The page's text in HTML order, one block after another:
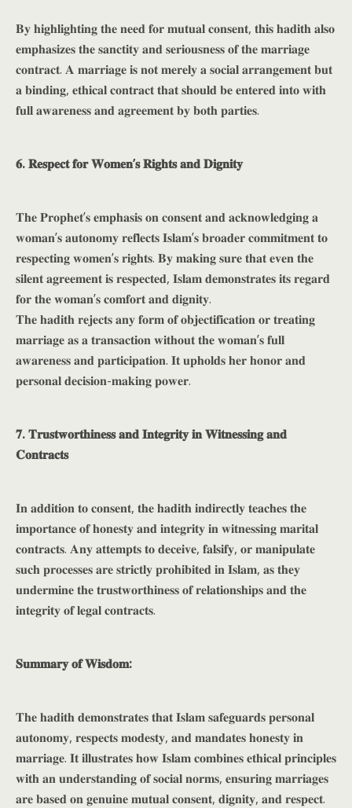
𝐁𝐲 𝐡𝐢𝐠𝐡𝐥𝐢𝐠𝐡𝐭𝐢𝐧𝐠 𝐭𝐡𝐞 𝐧𝐞𝐞𝐝 𝐟𝐨𝐫 𝐦𝐮𝐭𝐮𝐚𝐥 𝐜𝐨𝐧𝐬𝐞𝐧𝐭, 𝐭𝐡𝐢𝐬 𝐡𝐚𝐝𝐢𝐭𝐡 𝐚𝐥𝐬𝐨
𝐞𝐦𝐩𝐡𝐚𝐬𝐢𝐳𝐞𝐬 𝐭𝐡𝐞 𝐬𝐚𝐧𝐜𝐭𝐢𝐭𝐲 𝐚𝐧𝐝 𝐬𝐞𝐫𝐢𝐨𝐮𝐬𝐧𝐞𝐬𝐬 𝐨𝐟 𝐭𝐡𝐞 𝐦𝐚𝐫𝐫𝐢𝐚𝐠𝐞
𝐜𝐨𝐧𝐭𝐫𝐚𝐜𝐭. 𝐀 𝐦𝐚𝐫𝐫𝐢𝐚𝐠𝐞 𝐢𝐬 𝐧𝐨𝐭 𝐦𝐞𝐫𝐞𝐥𝐲 𝐚 𝐬𝐨𝐜𝐢𝐚𝐥 𝐚𝐫𝐫𝐚𝐧𝐠𝐞𝐦𝐞𝐧𝐭 𝐛𝐮𝐭
𝐚 𝐛𝐢𝐧𝐝𝐢𝐧𝐠, 𝐞𝐭𝐡𝐢𝐜𝐚𝐥 𝐜𝐨𝐧𝐭𝐫𝐚𝐜𝐭 𝐭𝐡𝐚𝐭 𝐬𝐡𝐨𝐮𝐥𝐝 𝐛𝐞 𝐞𝐧𝐭𝐞𝐫𝐞𝐝 𝐢𝐧𝐭𝐨 𝐰𝐢𝐭𝐡
𝐟𝐮𝐥𝐥 𝐚𝐰𝐚𝐫𝐞𝐧𝐞𝐬𝐬 𝐚𝐧𝐝 𝐚𝐠𝐫𝐞𝐞𝐦𝐞𝐧𝐭 𝐛𝐲 𝐛𝐨𝐭𝐡 𝐩𝐚𝐫𝐭𝐢𝐞𝐬.
𝟔. 𝐑𝐞𝐬𝐩𝐞𝐜𝐭 𝐟𝐨𝐫 𝐖𝐨𝐦𝐞𝐧’𝐬 𝐑𝐢𝐠𝐡𝐭𝐬 𝐚𝐧𝐝 𝐃𝐢𝐠𝐧𝐢𝐭𝐲
𝐓𝐡𝐞 𝐏𝐫𝐨𝐩𝐡𝐞𝐭’𝐬 𝐞𝐦𝐩𝐡𝐚𝐬𝐢𝐬 𝐨𝐧 𝐜𝐨𝐧𝐬𝐞𝐧𝐭 𝐚𝐧𝐝 𝐚𝐜𝐤𝐧𝐨𝐰𝐥𝐞𝐝𝐠𝐢𝐧𝐠 𝐚
𝐰𝐨𝐦𝐚𝐧’𝐬 𝐚𝐮𝐭𝐨𝐧𝐨𝐦𝐲 𝐫𝐞𝐟𝐥𝐞𝐜𝐭𝐬 𝐈𝐬𝐥𝐚𝐦’𝐬 𝐛𝐫𝐨𝐚𝐝𝐞𝐫 𝐜𝐨𝐦𝐦𝐢𝐭𝐦𝐞𝐧𝐭 𝐭𝐨
𝐫𝐞𝐬𝐩𝐞𝐜𝐭𝐢𝐧𝐠 𝐰𝐨𝐦𝐞𝐧’𝐬 𝐫𝐢𝐠𝐡𝐭𝐬. 𝐁𝐲 𝐦𝐚𝐤𝐢𝐧𝐠 𝐬𝐮𝐫𝐞 𝐭𝐡𝐚𝐭 𝐞𝐯𝐞𝐧 𝐭𝐡𝐞
𝐬𝐢𝐥𝐞𝐧𝐭 𝐚𝐠𝐫𝐞𝐞𝐦𝐞𝐧𝐭 𝐢𝐬 𝐫𝐞𝐬𝐩𝐞𝐜𝐭𝐞𝐝, 𝐈𝐬𝐥𝐚𝐦 𝐝𝐞𝐦𝐨𝐧𝐬𝐭𝐫𝐚𝐭𝐞𝐬 𝐢𝐭𝐬 𝐫𝐞𝐠𝐚𝐫𝐝
𝐟𝐨𝐫 𝐭𝐡𝐞 𝐰𝐨𝐦𝐚𝐧’𝐬 𝐜𝐨𝐦𝐟𝐨𝐫𝐭 𝐚𝐧𝐝 𝐝𝐢𝐠𝐧𝐢𝐭𝐲.
𝐓𝐡𝐞 𝐡𝐚𝐝𝐢𝐭𝐡 𝐫𝐞𝐣𝐞𝐜𝐭𝐬 𝐚𝐧𝐲 𝐟𝐨𝐫𝐦 𝐨𝐟 𝐨𝐛𝐣𝐞𝐜𝐭𝐢𝐟𝐢𝐜𝐚𝐭𝐢𝐨𝐧 𝐨𝐫 𝐭𝐫𝐞𝐚𝐭𝐢𝐧𝐠
𝐦𝐚𝐫𝐫𝐢𝐚𝐠𝐞 𝐚𝐬 𝐚 𝐭𝐫𝐚𝐧𝐬𝐚𝐜𝐭𝐢𝐨𝐧 𝐰𝐢𝐭𝐡𝐨𝐮𝐭 𝐭𝐡𝐞 𝐰𝐨𝐦𝐚𝐧’𝐬 𝐟𝐮𝐥𝐥
𝐚𝐰𝐚𝐫𝐞𝐧𝐞𝐬𝐬 𝐚𝐧𝐝 𝐩𝐚𝐫𝐭𝐢𝐜𝐢𝐩𝐚𝐭𝐢𝐨𝐧. 𝐈𝐭 𝐮𝐩𝐡𝐨𝐥𝐝𝐬 𝐡𝐞𝐫 𝐡𝐨𝐧𝐨𝐫 𝐚𝐧𝐝
𝐩𝐞𝐫𝐬𝐨𝐧𝐚𝐥 𝐝𝐞𝐜𝐢𝐬𝐢𝐨𝐧-𝐦𝐚𝐤𝐢𝐧𝐠 𝐩𝐨𝐰𝐞𝐫.
𝟕. 𝐓𝐫𝐮𝐬𝐭𝐰𝐨𝐫𝐭𝐡𝐢𝐧𝐞𝐬𝐬 𝐚𝐧𝐝 𝐈𝐧𝐭𝐞𝐠𝐫𝐢𝐭𝐲 𝐢𝐧 𝐖𝐢𝐭𝐧𝐞𝐬𝐬𝐢𝐧𝐠 𝐚𝐧𝐝
𝐂𝐨𝐧𝐭𝐫𝐚𝐜𝐭𝐬
𝐈𝐧 𝐚𝐝𝐝𝐢𝐭𝐢𝐨𝐧 𝐭𝐨 𝐜𝐨𝐧𝐬𝐞𝐧𝐭, 𝐭𝐡𝐞 𝐡𝐚𝐝𝐢𝐭𝐡 𝐢𝐧𝐝𝐢𝐫𝐞𝐜𝐭𝐥𝐲 𝐭𝐞𝐚𝐜𝐡𝐞𝐬 𝐭𝐡𝐞
𝐢𝐦𝐩𝐨𝐫𝐭𝐚𝐧𝐜𝐞 𝐨𝐟 𝐡𝐨𝐧𝐞𝐬𝐭𝐲 𝐚𝐧𝐝 𝐢𝐧𝐭𝐞𝐠𝐫𝐢𝐭𝐲 𝐢𝐧 𝐰𝐢𝐭𝐧𝐞𝐬𝐬𝐢𝐧𝐠 𝐦𝐚𝐫𝐢𝐭𝐚𝐥
𝐜𝐨𝐧𝐭𝐫𝐚𝐜𝐭𝐬. 𝐀𝐧𝐲 𝐚𝐭𝐭𝐞𝐦𝐩𝐭𝐬 𝐭𝐨 𝐝𝐞𝐜𝐞𝐢𝐯𝐞, 𝐟𝐚𝐥𝐬𝐢𝐟𝐲, 𝐨𝐫 𝐦𝐚𝐧𝐢𝐩𝐮𝐥𝐚𝐭𝐞
𝐬𝐮𝐜𝐡 𝐩𝐫𝐨𝐜𝐞𝐬𝐬𝐞𝐬 𝐚𝐫𝐞 𝐬𝐭𝐫𝐢𝐜𝐭𝐥𝐲 𝐩𝐫𝐨𝐡𝐢𝐛𝐢𝐭𝐞𝐝 𝐢𝐧 𝐈𝐬𝐥𝐚𝐦, 𝐚𝐬 𝐭𝐡𝐞𝐲
𝐮𝐧𝐝𝐞𝐫𝐦𝐢𝐧𝐞 𝐭𝐡𝐞 𝐭𝐫𝐮𝐬𝐭𝐰𝐨𝐫𝐭𝐡𝐢𝐧𝐞𝐬𝐬 𝐨𝐟 𝐫𝐞𝐥𝐚𝐭𝐢𝐨𝐧𝐬𝐡𝐢𝐩𝐬 𝐚𝐧𝐝 𝐭𝐡𝐞
𝐢𝐧𝐭𝐞𝐠𝐫𝐢𝐭𝐲 𝐨𝐟 𝐥𝐞𝐠𝐚𝐥 𝐜𝐨𝐧𝐭𝐫𝐚𝐜𝐭𝐬.
𝐒𝐮𝐦𝐦𝐚𝐫𝐲 𝐨𝐟 𝐖𝐢𝐬𝐝𝐨𝐦:
𝐓𝐡𝐞 𝐡𝐚𝐝𝐢𝐭𝐡 𝐝𝐞𝐦𝐨𝐧𝐬𝐭𝐫𝐚𝐭𝐞𝐬 𝐭𝐡𝐚𝐭 𝐈𝐬𝐥𝐚𝐦 𝐬𝐚𝐟𝐞𝐠𝐮𝐚𝐫𝐝𝐬 𝐩𝐞𝐫𝐬𝐨𝐧𝐚𝐥
𝐚𝐮𝐭𝐨𝐧𝐨𝐦𝐲, 𝐫𝐞𝐬𝐩𝐞𝐜𝐭𝐬 𝐦𝐨𝐝𝐞𝐬𝐭𝐲, 𝐚𝐧𝐝 𝐦𝐚𝐧𝐝𝐚𝐭𝐞𝐬 𝐡𝐨𝐧𝐞𝐬𝐭𝐲 𝐢𝐧
𝐦𝐚𝐫𝐫𝐢𝐚𝐠𝐞. 𝐈𝐭 𝐢𝐥𝐥𝐮𝐬𝐭𝐫𝐚𝐭𝐞𝐬 𝐡𝐨𝐰 𝐈𝐬𝐥𝐚𝐦 𝐜𝐨𝐦𝐛𝐢𝐧𝐞𝐬 𝐞𝐭𝐡𝐢𝐜𝐚𝐥 𝐩𝐫𝐢𝐧𝐜𝐢𝐩𝐥𝐞𝐬
𝐰𝐢𝐭𝐡 𝐚𝐧 𝐮𝐧𝐝𝐞𝐫𝐬𝐭𝐚𝐧𝐝𝐢𝐧𝐠 𝐨𝐟 𝐬𝐨𝐜𝐢𝐚𝐥 𝐧𝐨𝐫𝐦𝐬, 𝐞𝐧𝐬𝐮𝐫𝐢𝐧𝐠 𝐦𝐚𝐫𝐫𝐢𝐚𝐠𝐞𝐬
𝐚𝐫𝐞 𝐛𝐚𝐬𝐞𝐝 𝐨𝐧 𝐠𝐞𝐧𝐮𝐢𝐧𝐞 𝐦𝐮𝐭𝐮𝐚𝐥 𝐜𝐨𝐧𝐬𝐞𝐧𝐭, 𝐝𝐢𝐠𝐧𝐢𝐭𝐲, 𝐚𝐧𝐝 𝐫𝐞𝐬𝐩𝐞𝐜𝐭.